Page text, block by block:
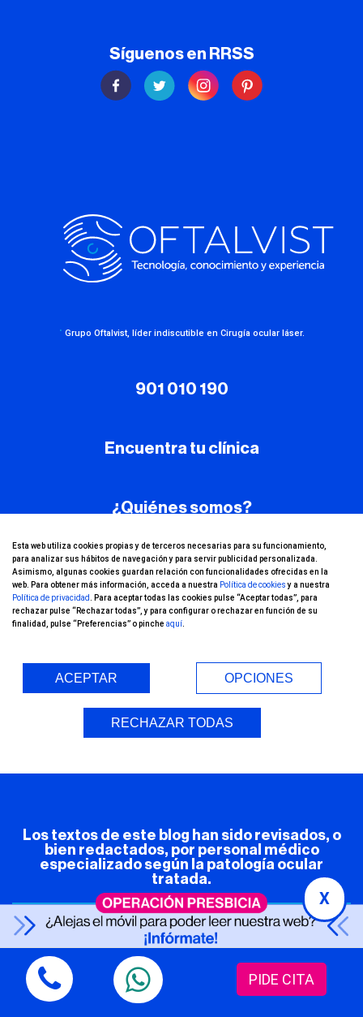
Síguenos en RRSS
· Grupo Oftalvist, líder indiscutible en Cirugía ocular láser.
901 010 190
Encuentra tu clínica
¿Quiénes somos?
¡Conoce nuestro
canal de YouTube!
Entorno Seguro (COVID-19)
Los textos de este blog han sido revisados, o
bien redactados, por personal médico
especializado según la patología ocular
tratada.
© 2026 Oftalvist | Aviso Legal | Política de Privacidad Política de
Esta web utiliza cookies propias y de terceros necesarias para su funcionamiento,
para analizar sus hábitos de navegación y para servir publicidad personalizada.
Asimismo, algunas cookies guardan relación con funcionalidades ofrecidas en la
web. Para obtener más información, acceda a nuestra Política de cookiesy a nuestra
Política de privacidad
. Para aceptar todas las cookies pulse “Aceptar todas”, para
rechazar pulse “Rechazar todas”, y para configurar o rechazar en función de su
finalidad, pulse “Preferencias” o pinche aquí
ACEPTAR OPCIONES
RECHAZAR TODAS
X
PIDE CITA